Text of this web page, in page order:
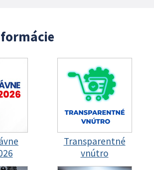
Transparentné
vnútro